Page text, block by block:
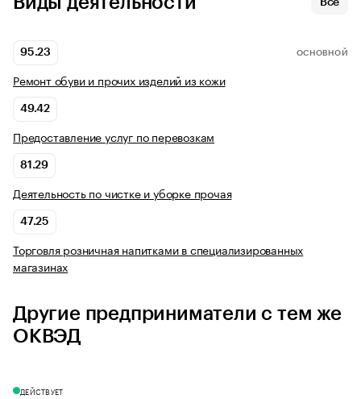
Все
95.23 ОСНОВНОЙ
Ремонт обуви и прочих изделий из кожи
49.42
Предоставление услуг по перевозкам
81.29
Деятельность по чистке и уборке прочая
47.25
Торговля розничная напитками в специализированных
магазинах
Другие предприниматели с тем же
ОКВЭД
ДЕЙСТВУЕТ